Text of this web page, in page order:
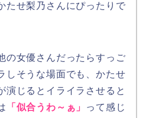
たせ梨乃さんにぴったりで
の女優さんだったらすっご
しそうな場面でも、かたせ
演じるとイライラさせると
「似合うわ～ぁ」
って感じ